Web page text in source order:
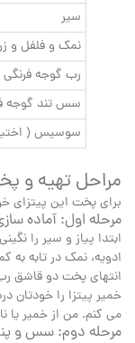
سیر
نمک و فلفل و
رب گوجه فرنگی
سس تند گوجه
سوسیس (
مراحل تهیه و
برای پخت این پیتزای
مرحله اول: آماده
ابتدا پیاز و سیر را
ادویه، نمک در تابه
انتهای پخت دو قاشق
خمیر پیتزا را خودتان
می کنم. من از خمیر یا
مرحله دوم: سس و